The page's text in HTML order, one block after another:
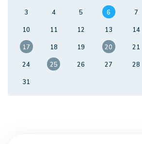
3
4 5 6 7
10
11 12 13 14
17
18 19 20 21
24
25 26 27 28
31